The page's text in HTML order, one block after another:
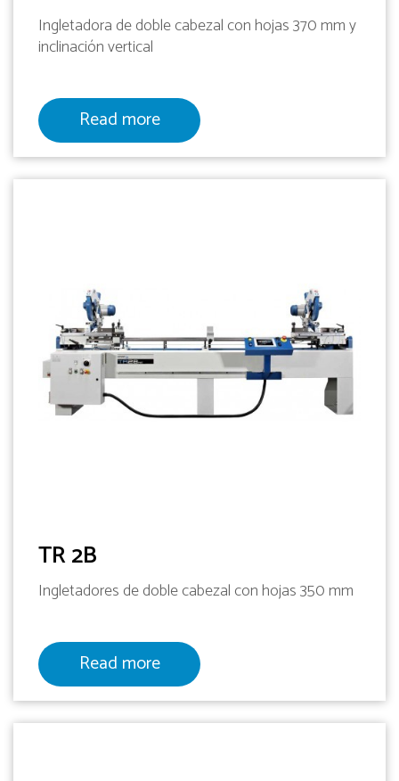
Ingletadora de doble cabezal con hojas 370 mm y
inclinación vertical
Read more
TR 2B
Ingletadores de doble cabezal con hojas 350 mm
Read more